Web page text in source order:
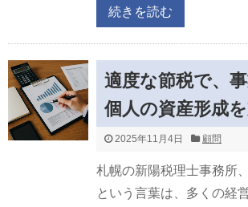
続きを読む
適度な節税で、
個人の資産形成
2025年11月4日 顧問
札幌の新陽税理士事務所
という言葉は、多くの経